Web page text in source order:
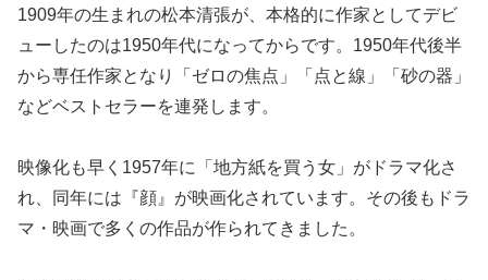
1909年の生まれの松本清張が、本格的に作家としてデビ
ューしたのは1950年代になってからです。1950年代後半
から専任作家となり「ゼロの焦点」「点と線」「砂の器」
などベストセラーを連発します。
映像化も早く1957年に「地方紙を買う女」がドラマ化さ
れ、同年には『顔』が映画化されています。その後もドラ
マ・映画で多くの作品が作られてきました。